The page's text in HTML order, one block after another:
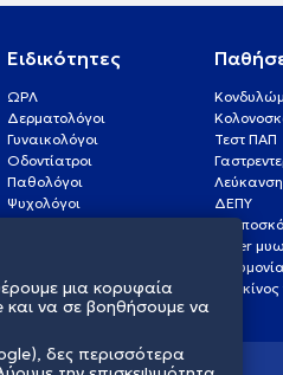
Ειδικότητες
ΩΡΛ
Δερματολόγοι
Γυναικολόγοι
Οδοντίατροι
Παθολόγοι
Ψυχολόγοι
Οφθαλμίατροι
Καρδιολόγοι
Τεστ ΠΑΠ
ΔΕΠΥ
Laser
Πνευμονία
μια κορυφαία
να σε βοηθήσουμε να
δες περισσότερα